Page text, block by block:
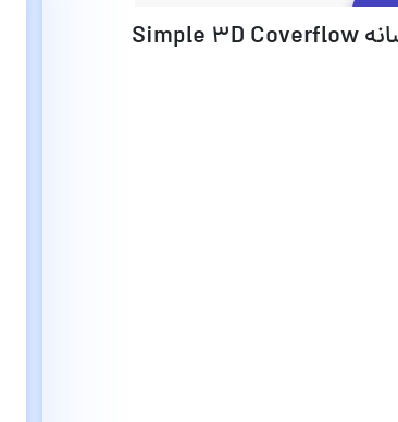
امکانات و قابلیت های افزونه سه بعدی سازی رسانه Simple 3D Coverflow